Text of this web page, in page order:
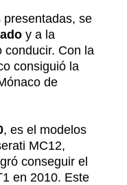
presentadas, se
y a la
conducir. Con la
consiguió la
de
, es el modelos
MC12,
conseguir el
en 2010. Este